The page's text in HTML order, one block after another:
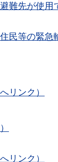
難先が使用
民等の緊急
リンク）
リンク）